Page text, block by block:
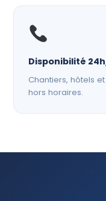
Disponibilité
Chantiers, hôtels
hors horaires.